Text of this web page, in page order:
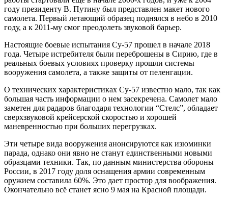
году президенту В. Путину был представлен макет нового
самолета. Первый летающий образец поднялся в небо в 2010
году, а к 2011-му смог преодолеть звуковой барьер.
Настоящие боевые испытания Су-57 прошел в начале 2018
года. Четыре истребителя были переброшены в Сирию, где в
реальных боевых условиях проверку прошли системы
вооружения самолета, а также защиты от пеленгации.
О технических характеристиках Су-57 известно мало, так как
большая часть информации о нем засекречена. Самолет мало
заметен для радаров благодаря технологии “Стелс”, обладает
сверхзвуковой крейсерской скоростью и хорошей
маневренностью при больших перегрузках.
Эти четыре вида вооружения анонсируются как изюминки
парада, однако они явно не станут единственными новыми
образцами техники. Так, по данным министерства обороны
России, в 2017 году доля оснащения армии современным
оружием составила 60%. Это дает простор для воображения.
Окончательно всё станет ясно 9 мая на Красной площади.